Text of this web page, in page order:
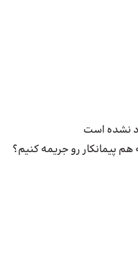
پیمانکار رو جریمه کنیم؟